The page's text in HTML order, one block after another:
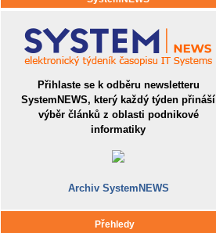
Přihlaste se k odběru newsletteru
SystemNEWS, který každý týden přináší
výběr článků z oblasti podnikové
informatiky
Archiv SystemNEWS
Přehledy